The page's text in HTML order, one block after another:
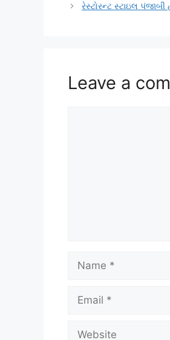
રેસ્ટોરન્ટ સ્ટાઇલ પંજાબી
Leave a
Name
Email
Website